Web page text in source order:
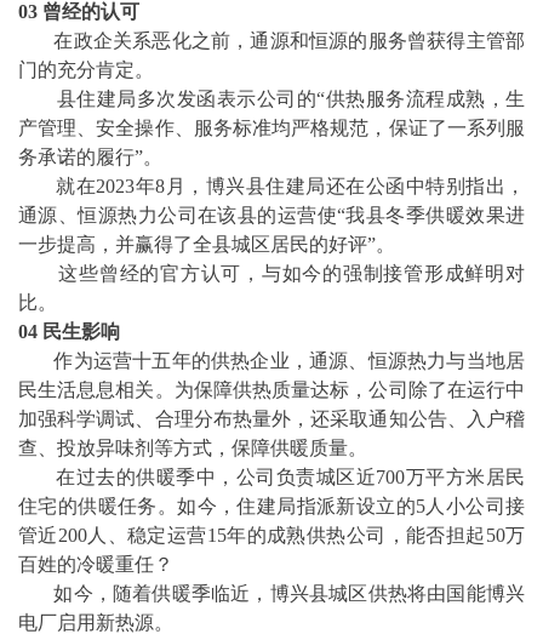
03 曾经的认可
在政企关系恶化之前，通源和恒源的服务曾获得主管部
门的充分肯定。
县住建局多次发函表示公司的“供热服务流程成熟，生
产管理、安全操作、服务标准均严格规范，保证了一系列服
务承诺的履行”。
就在2023年8月，博兴县住建局还在公函中特别指出，
通源、恒源热力公司在该县的运营使“我县冬季供暖效果进
一步提高，并赢得了全县城区居民的好评”。
这些曾经的官方认可，与如今的强制接管形成鲜明对
比。
04 民生影响
作为运营十五年的供热企业，通源、恒源热力与当地居
民生活息息相关。为保障供热质量达标，公司除了在运行中
加强科学调试、合理分布热量外，还采取通知公告、入户稽
查、投放异味剂等方式，保障供暖质量。
在过去的供暖季中，公司负责城区近700万平方米居民
住宅的供暖任务。如今，住建局指派新设立的5人小公司接
管近200人、稳定运营15年的成熟供热公司，能否担起50万
百姓的冷暖重任？
如今，随着供暖季临近，博兴县城区供热将由国能博兴
电厂启用新热源。